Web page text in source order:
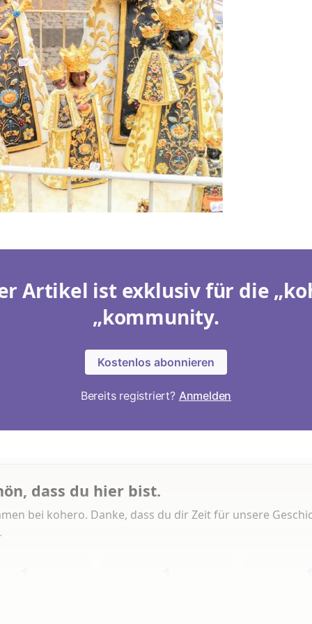
Artikel ist exklusiv für die
„kommunity.
Kostenlos abonnieren
Bereits registriert? Anmelden
dass du hier bist.
bei kohero. Danke, dass du dir Zeit für unsere